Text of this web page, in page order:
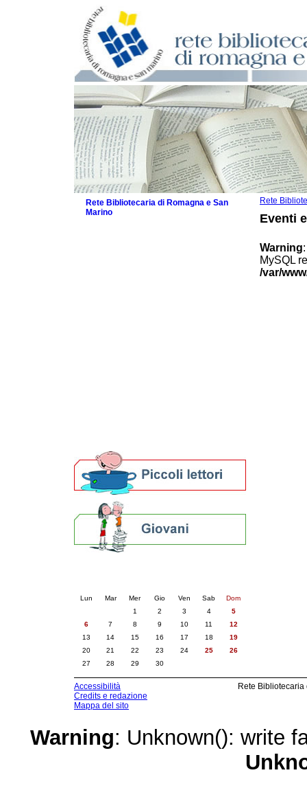
Rete
Eventi
Warning
MySQL
/var/
Rete Bibliotecaria di Romagna e San
Marino
Lun Mar Mer Gio Ven Sab
Dom
1
2 3 4
5
6
7 8 9 10 11
12
13
14 15 16 17 18
19
20
21 22 23 24 25
26
27
28 29 30
Accessibilità
Credits e redazione
Mappa del sito
Rete
Warning: Unknown(): write